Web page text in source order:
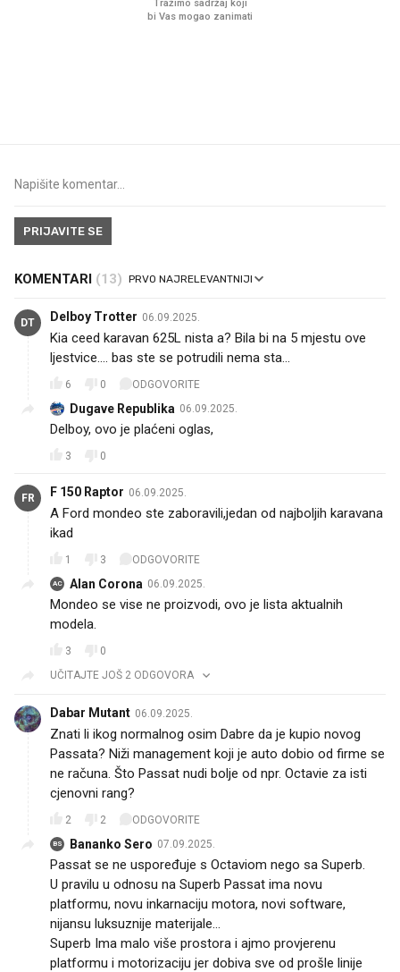
PRIJAVITE SE
KOMENTARI (13)
DT Delboy Trotter 06.09.2025.
Kia ceed karavan 625L nista a? Bila bi na 5 mjestu ove
ljestvice.... bas ste se potrudili nema sta...
6 0 ODGOVORITE
Dugave Republika 06.09.2025.
Delboy, ovo je plaćeni oglas,
3 0
FR F 150 Raptor 06.09.2025.
A Ford mondeo ste zaboravili,jedan od najboljih karavana
ikad
1 3 ODGOVORITE
AC Alan Corona 06.09.2025.
Mondeo se vise ne proizvodi, ovo je lista aktualnih
modela.
3
0
UČITAJTE JOŠ 2 ODGOVORA
Dabar Mutant 06.09.2025.
Znati li ikog normalnog osim Dabre da je kupio novog
Passata? Niži management koji je auto dobio od firme se
ne računa. Što Passat nudi bolje od npr. Octavie za isti
cjenovni rang?
2 2 ODGOVORITE
BS Bananko Sero 07.09.2025.
Passat se ne uspoređuje s Octaviom nego sa Superb.
U pravilu u odnosu na Superb Passat ima novu
platformu, novu inkarnaciju motora, novi software,
nijansu luksuznije materijale...
Superb Ima malo više prostora i ajmo provjerenu
platformu i motorizaciju jer dobiva sve od prošle linije